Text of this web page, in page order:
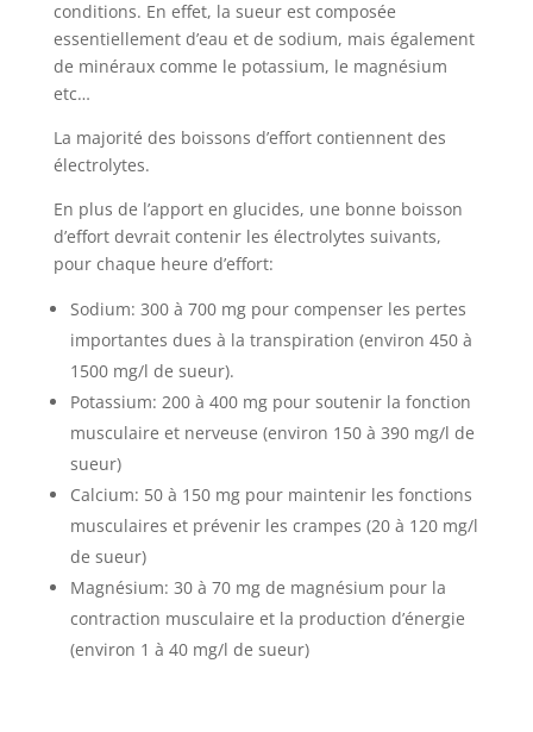
conditions. En effet, la sueur est composée
essentiellement d’eau et de sodium, mais également
de minéraux comme le potassium, le magnésium
etc…
La majorité des boissons d’effort contiennent des
électrolytes.
En plus de l’apport en glucides, une bonne boisson
d’effort devrait contenir les électrolytes suivants,
pour chaque heure d’effort:
Sodium: 300 à 700 mg pour compenser les pertes
importantes dues à la transpiration (environ 450 à
1500 mg/l de sueur).
Potassium: 200 à 400 mg pour soutenir la fonction
musculaire et nerveuse (environ 150 à 390 mg/l de
sueur)
Calcium: 50 à 150 mg pour maintenir les fonctions
musculaires et prévenir les crampes (20 à 120 mg/l
de sueur)
Magnésium: 30 à 70 mg de magnésium pour la
contraction musculaire et la production d’énergie
(environ 1 à 40 mg/l de sueur)